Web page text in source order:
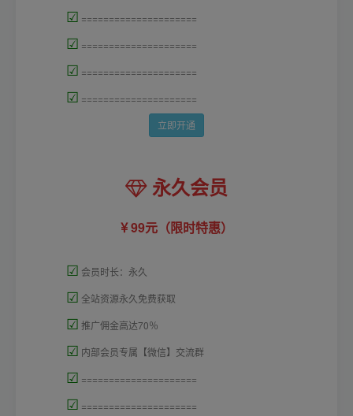
☑ =====================
☑ =====================
☑ =====================
☑ =====================
立即开通
永久会员
99元（限时特惠）
☑ 会员时长：永久
☑ 全站资源永久免费获取
☑ 推广佣金高达70％
☑ 内部会员专属【微信】交流群
☑ =====================
☑ =====================